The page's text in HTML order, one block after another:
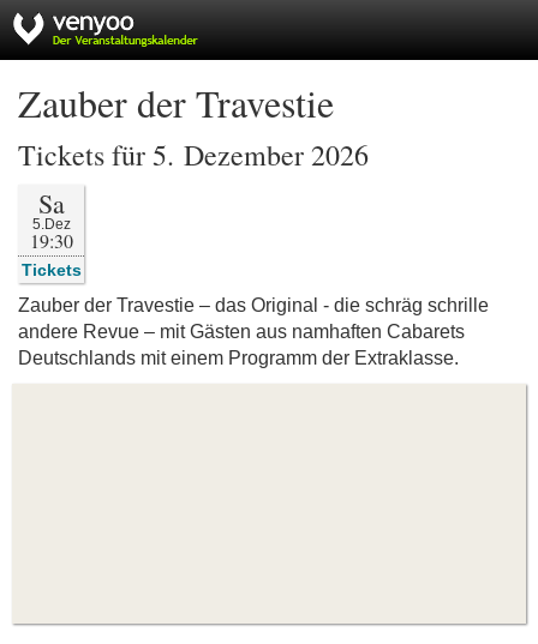
Zauber der Travestie
Tickets für 5. Dezember 2026
Sa
5.Dez
19:30
Tickets
Zauber der Travestie – das Original - die schräg schrille
andere Revue – mit Gästen aus namhaften Cabarets
Deutschlands mit einem Programm der Extraklasse.